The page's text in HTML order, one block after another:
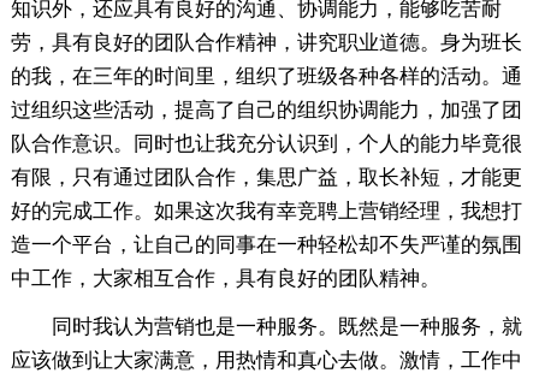
知识外，还应具有良好的沟通、协调能力，能够吃苦耐
劳，具有良好的团队合作精神，讲究职业道德。身为班长
的我，在三年的时间里，组织了班级各种各样的活动。通
过组织这些活动，提高了自己的组织协调能力，加强了团
队合作意识。同时也让我充分认识到，个人的能力毕竟很
有限，只有通过团队合作，集思广益，取长补短，才能更
好的完成工作。如果这次我有幸竞聘上营销经理，我想打
造一个平台，让自己的同事在一种轻松却不失严谨的氛围
中工作，大家相互合作，具有良好的团队精神。
同时我认为营销也是一种服务。既然是一种服务，就
应该做到让大家满意，用热情和真心去做。激情，工作中